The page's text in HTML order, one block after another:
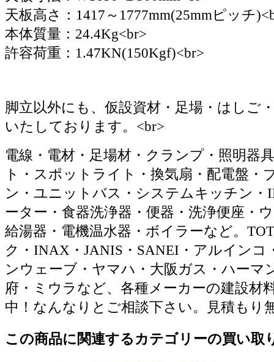
天板寸法：W1650×D500mm<br>
天板高さ：1417～1777mm(25mmピッチ
本体質量：24.4Kg<br>
脚立以外にも、仮設資材・足場・はしご
電線・電材・足場材・クランプ・照明器
ト・スポットライト・換気扇・配電盤・
ン・ユニットバス・システムキッチン・
ーター・食器洗浄器・便器・洗浄便座・
給湯器・電機温水器・ボイラーなど。
ク・INAX・JANIS・SANEI・アルインコ
ンウェーブ・ヤマハ・大阪ガス・ハーマ
府・ミウラなど、各種メーカーの建設材